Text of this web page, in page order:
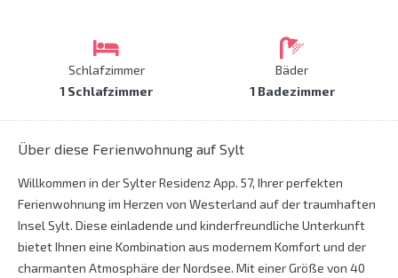
Schlafzimmer
1 Schlafzimmer
Bäder
1 Badezimmer
Über diese Ferienwohnung auf Sylt
Willkommen in der Sylter Residenz App. 57, Ihrer perfekten
Ferienwohnung im Herzen von Westerland auf der traumhaften
Insel Sylt. Diese einladende und kinderfreundliche Unterkunft
bietet Ihnen eine Kombination aus modernem Komfort und der
charmanten Atmosphäre der Nordsee. Mit einer Größe von 40